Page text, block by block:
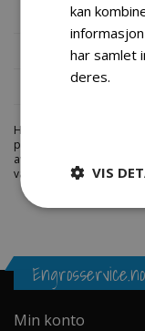
Mer informasjon
Produktomtaler
Fil vedlegg
Hos engrosservice.no får
priser. Bestill en
av produkter innen:
være.
Engrosservice.no
Min konto
kan
har samlet
deres.
VIS